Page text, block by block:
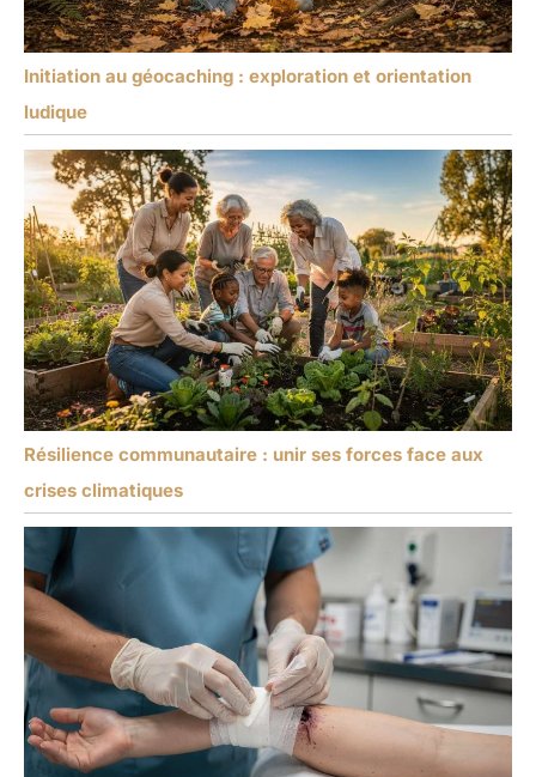
Initiation au géocaching : exploration et orientation
ludique
Résilience communautaire : unir ses forces face aux
crises climatiques